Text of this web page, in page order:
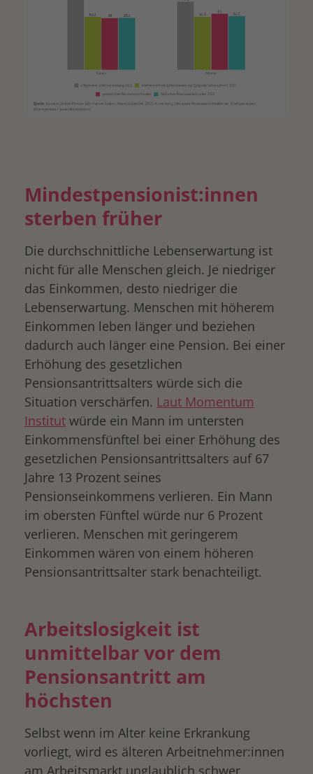
Mindestpensionist:innen
sterben früher
Die durchschnittliche Lebenserwartung ist
nicht für alle Menschen gleich. Je niedriger
das Einkommen, desto niedriger die
Lebenserwartung. Menschen mit höherem
Einkommen leben länger und beziehen
dadurch auch länger eine Pension. Bei einer
Erhöhung des gesetzlichen
Pensionsantrittsalters würde sich die
Situation verschärfen. Laut Momentum
Institut würde ein Mann im untersten
Einkommensfünftel bei einer Erhöhung des
gesetzlichen Pensionsantrittsalters auf 67
Jahre 13 Prozent seines
Pensionseinkommens verlieren. Ein Mann
im obersten Fünftel würde nur 6 Prozent
verlieren. Menschen mit geringerem
Einkommen wären von einem höheren
Pensionsantrittsalter stark benachteiligt.
Arbeitslosigkeit ist
unmittelbar vor dem
Pensionsantritt am
höchsten
Selbst wenn im Alter keine Erkrankung
vorliegt, wird es älteren Arbeitnehmer:innen
am Arbeitsmarkt unglaublich schwer